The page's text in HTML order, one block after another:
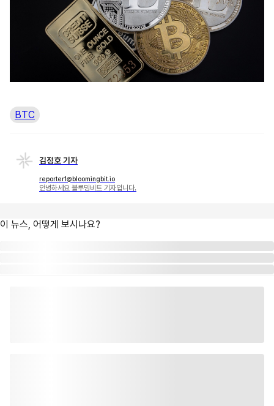
BTC
김정호 기자
reporter1@bloomingbit.io
안녕하세요 블루밍비트 기자입니다.
이 뉴스, 어떻게 보시나요?